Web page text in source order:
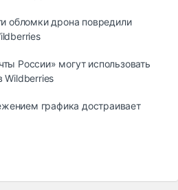
обломки дрона повредили
России» могут использовать
Wildberries
графика достраивает